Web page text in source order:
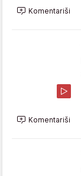
Komentariši
Komentariši